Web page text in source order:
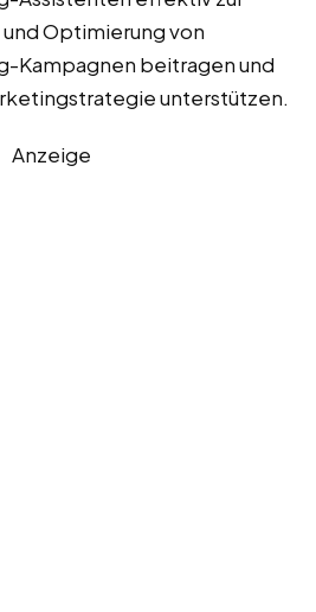
Optimierung von
Kampagnen beitragen und
unterstützen.
Anzeige